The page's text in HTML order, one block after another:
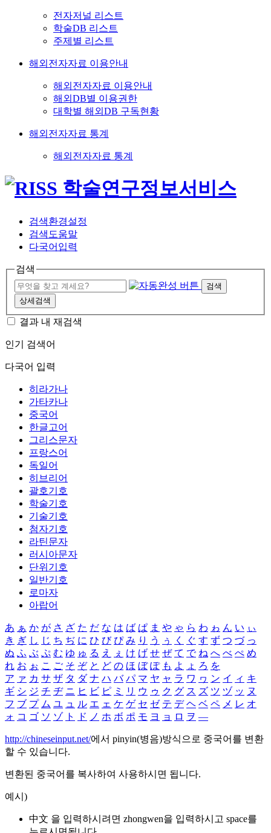
전자저널 리스트
학술DB 리스트
주제별 리스트
해외전자자료 이용안내
해외전자자료 이용안내
해외DB별 이용권한
대학별 해외DB 구독현황
해외전자자료 통계
해외전자자료 통계
검색환경설정
검색도움말
다국어입력
검색
검색
상세검색
결과 내 재검색
인기 검색어
다국어 입력
히라가나
가타카나
중국어
한글고어
그리스문자
프랑스어
독일어
히브리어
괄호기호
학술기호
기술기호
첨자기호
라틴문자
러시아문자
단위기호
일반기호
로마자
아랍어
あ ぁ か が さ ざ た だ な は ば ぱ ま や ゃ ら わ ゎ ん い ぃ
き ぎ し じ ち ぢ に ひ び ぴ み り う ぅ く ぐ す ず つ づ っ
ぬ ふ ぶ ぷ む ゆ ゅ る え ぇ け げ せ ぜ て で ね へ べ ぺ め
れ お ぉ こ ご そ ぞ と ど の ほ ぼ ぽ も よ ょ ろ を
ア ァ カ サ ザ タ ダ ナ ハ バ パ マ ヤ ャ ラ ワ ヮ ン イ ィ キ
ギ シ ジ チ ヂ ニ ヒ ビ ピ ミ リ ウ ゥ ク グ ス ズ ツ ヅ ッ ヌ
フ ブ プ ム ユ ュ ル エ ェ ケ ゲ セ ゼ テ デ ヘ ベ ペ メ レ オ
ォ コ ゴ ソ ゾ ト ド ノ ホ ボ ポ モ ヨ ョ ロ ヲ ―
http://chineseinput.net/에서 pinyin(병음)방식으로 중국어를 변환
할 수 있습니다.
변환된 중국어를 복사하여 사용하시면 됩니다.
예시)
中文 을 입력하시려면 zhongwen을 입력하시고 space를